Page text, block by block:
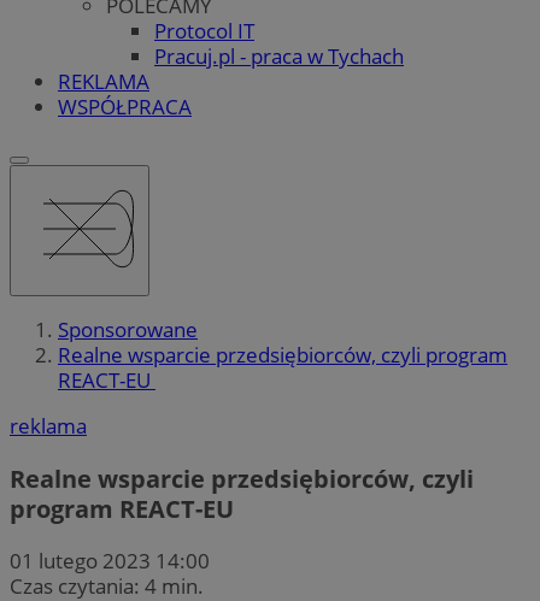
Protocol IT
Pracuj.pl - praca w Tychach
REKLAMA
WSPÓŁPRACA
Sponsorowane
Realne wsparcie przedsiębiorców, czyli program
REACT-EU
reklama
Realne wsparcie przedsiębiorców, czyli
program REACT-EU
01 lutego 2023 14:00
Czas czytania: 4 min.